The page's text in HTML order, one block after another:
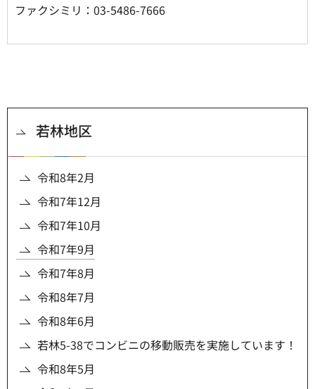
ファクシミリ：03-5486-7666
若林地区
令和8年2月
令和7年12月
令和7年10月
令和7年9月
令和7年8月
令和8年7月
令和8年6月
若林5-38でコンビニの移動販売を実施しています！
令和8年5月